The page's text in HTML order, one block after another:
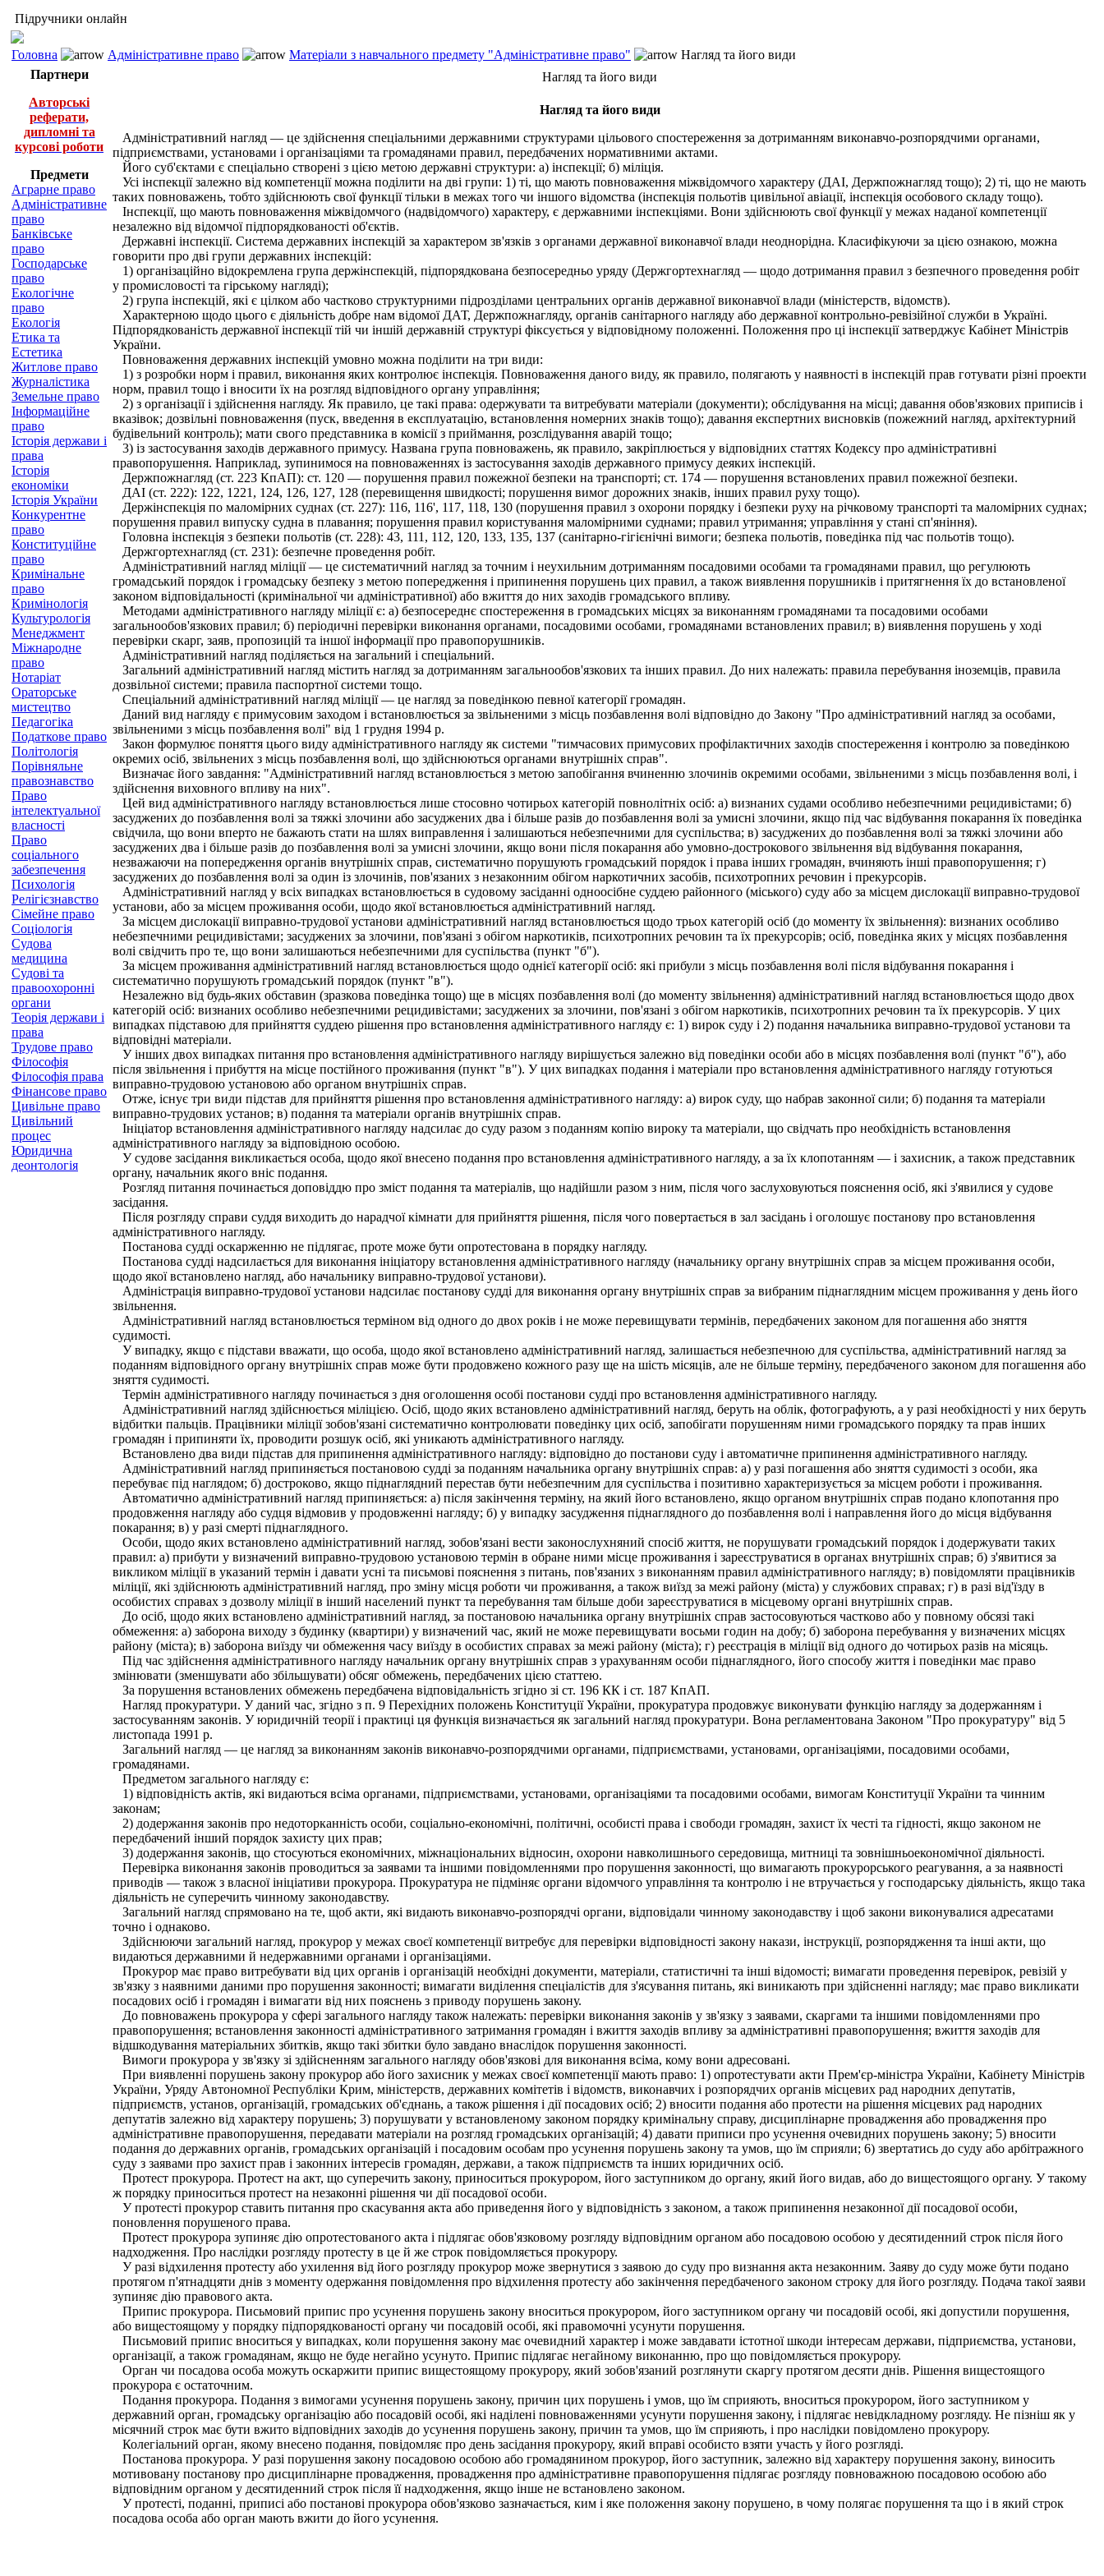
Підручники онлайн
Головна Адміністративне право Матеріали з навчального предмету "Адміністративне право"
Нагляд та його види
Партнери
Авторські
реферати,
дипломні та
курсові роботи
Предмети
Аграрне право
Адміністративне
право
Банківське
право
Господарське
право
Екологічне
право
Екологія
Етика та
Естетика
Житлове право
Журналістика
Земельне право
Інформаційне
право
Історія держави і
права
Історія
економіки
Історія України
Конкурентне
право
Конституційне
право
Кримінальне
право
Кримінологія
Культурологія
Менеджмент
Міжнародне
право
Нотаріат
Ораторське
мистецтво
Педагогіка
Податкове право
Політологія
Порівняльне
правознавство
Право
інтелектуальної
власності
Право
соціального
забезпечення
Психологія
Релігієзнавство
Сімейне право
Соціологія
Судова
медицина
Судові та
правоохоронні
органи
Теорія держави і
права
Трудове право
Філософія
Філософія права
Фінансове право
Цивільне право
Цивільний
процес
Юридична
деонтологія
Нагляд та його види
Нагляд та його види
Адміністративний нагляд — це здійснення спеціальними державними структурами цільового спостереження за дотриманням виконавчо-розпорядчими органами,
підприємствами, установами і організаціями та громадянами правил, передбачених нормативними актами.
Його суб'єктами є спеціально створені з цією метою державні структури: а) інспекції; б) міліція.
Усі інспекції залежно від компетенції можна поділити на дві групи: 1) ті, що мають повноваження міжвідомчого характеру (ДАІ, Держпожнагляд тощо); 2) ті, що не мають
таких повноважень, тобто здійснюють свої функції тільки в межах того чи іншого відомства (інспекція польотів цивільної авіації, інспекція особового складу тощо).
Інспекції, що мають повноваження міжвідомчого (надвідомчого) характеру, є державними інспекціями. Вони здійснюють свої функції у межах наданої компетенції
незалежно від відомчої підпорядкованості об'єктів.
Державні інспекції. Система державних інспекцій за характером зв'язків з органами державної виконавчої влади неоднорідна. Класифікуючи за цією ознакою, можна
говорити про дві групи державних інспекцій:
1) організаційно відокремлена група держінспекцій, підпорядкована безпосередньо уряду (Держгортехнагляд — щодо дотримання правил з безпечного проведення робіт
у промисловості та гірському нагляді);
2) група інспекцій, які є цілком або частково структурними підрозділами центральних органів державної виконавчої влади (міністерств, відомств).
Характерною щодо цього є діяльність добре нам відомої ДАТ, Держпожнагляду, органів санітарного нагляду або державної контрольно-ревізійної служби в Україні.
Підпорядкованість державної інспекції тій чи іншій державній структурі фіксується у відповідному положенні. Положення про ці інспекції затверджує Кабінет Міністрів
України.
Повноваження державних інспекцій умовно можна поділити на три види:
1) з розробки норм і правил, виконання яких контролює інспекція. Повноваження даного виду, як правило, полягають у наявності в інспекцій прав готувати різні проекти
норм, правил тощо і вносити їх на розгляд відповідного органу управління;
2) з організації і здійснення нагляду. Як правило, це такі права: одержувати та витребувати матеріали (документи); обслідування на місці; давання обов'язкових приписів і
вказівок; дозвільні повноваження (пуск, введення в експлуатацію, встановлення номерних знаків тощо); давання експертних висновків (пожежний нагляд, архітектурний
будівельний контроль); мати свого представника в комісії з приймання, розслідування аварій тощо;
3) із застосування заходів державного примусу. Названа група повноважень, як правило, закріплюється у відповідних статтях Кодексу про адміністративні
правопорушення. Наприклад, зупинимося на повноваженнях із застосування заходів державного примусу деяких інспекцій.
Держпожнагляд (ст. 223 КпАП): ст. 120 — порушення правил пожежної безпеки на транспорті; ст. 174 — порушення встановлених правил пожежної безпеки.
ДАІ (ст. 222): 122, 1221, 124, 126, 127, 128 (перевищення швидкості; порушення вимог дорожних знаків, інших правил руху тощо).
Держінспекція по маломірних суднах (ст. 227): 116, 116', 117, 118, 130 (порушення правил з охорони порядку і безпеки руху на річковому транспорті та маломірних суднах;
порушення правил випуску судна в плавання; порушення правил користування маломірними суднами; правил утримання; управління у стані сп'яніння).
Головна інспекція з безпеки польотів (ст. 228): 43, 111, 112, 120, 133, 135, 137 (санітарно-гігієнічні вимоги; безпека польотів, поведінка під час польотів тощо).
Держгортехнагляд (ст. 231): безпечне проведення робіт.
Адміністративний нагляд міліції — це систематичний нагляд за точним і неухильним дотриманням посадовими особами та громадянами правил, що регулюють
громадський порядок і громадську безпеку з метою попередження і припинення порушень цих правил, а також виявлення порушників і притягнення їх до встановленої
законом відповідальності (кримінальної чи адміністративної) або вжиття до них заходів громадського впливу.
Методами адміністративного нагляду міліції є: а) безпосереднє спостереження в громадських місцях за виконанням громадянами та посадовими особами
загальнообов'язкових правил; б) періодичні перевірки виконання органами, посадовими особами, громадянами встановлених правил; в) виявлення порушень у ході
перевірки скарг, заяв, пропозицій та іншої інформації про правопорушників.
Адміністративний нагляд поділяється на загальний і спеціальний.
Загальний адміністративний нагляд містить нагляд за дотриманням загальнообов'язкових та інших правил. До них належать: правила перебування іноземців, правила
дозвільної системи; правила паспортної системи тощо.
Спеціальний адміністративний нагляд міліції — це нагляд за поведінкою певної категорії громадян.
Даний вид нагляду є примусовим заходом і встановлюється за звільненими з місць позбавлення волі відповідно до Закону "Про адміністративний нагляд за особами,
звільненими з місць позбавлення волі" від 1 грудня 1994 p.
Закон формулює поняття цього виду адміністративного нагляду як системи "тимчасових примусових профілактичних заходів спостереження і контролю за поведінкою
окремих осіб, звільнених з місць позбавлення волі, що здійснюються органами внутрішніх справ".
Визначає його завдання: "Адміністративний нагляд встановлюється з метою запобігання вчиненню злочинів окремими особами, звільненими з місць позбавлення волі, і
здійснення виховного впливу на них".
Цей вид адміністративного нагляду встановлюється лише стосовно чотирьох категорій повнолітніх осіб: а) визнаних судами особливо небезпечними рецидивістами; б)
засуджених до позбавлення волі за тяжкі злочини або засуджених два і більше разів до позбавлення волі за умисні злочини, якщо під час відбування покарання їх поведінка
свідчила, що вони вперто не бажають стати на шлях виправлення і залишаються небезпечними для суспільства; в) засуджених до позбавлення волі за тяжкі злочини або
засуджених два і більше разів до позбавлення волі за умисні злочини, якщо вони після покарання або умовно-дострокового звільнення від відбування покарання,
незважаючи на попередження органів внутрішніх справ, систематично порушують громадський порядок і права інших громадян, вчиняють інші правопорушення; г)
засуджених до позбавлення волі за один із злочинів, пов'язаних з незаконним обігом наркотичних засобів, психотропних речовин і прекурсорів.
Адміністративний нагляд у всіх випадках встановлюється в судовому засіданні одноосібне суддею районного (міського) суду або за місцем дислокації виправно-трудової
установи, або за місцем проживання особи, щодо якої встановлюється адміністративний нагляд.
За місцем дислокації виправно-трудової установи адміністративний нагляд встановлюється щодо трьох категорій осіб (до моменту їх звільнення): визнаних особливо
небезпечними рецидивістами; засуджених за злочини, пов'язані з обігом наркотиків, психотропних речовин та їх прекурсорів; осіб, поведінка яких у місцях позбавлення
волі свідчить про те, що вони залишаються небезпечними для суспільства (пункт "б").
За місцем проживання адміністративний нагляд встановлюється щодо однієї категорії осіб: які прибули з місць позбавлення волі після відбування покарання і
систематично порушують громадський порядок (пункт "в").
Незалежно від будь-яких обставин (зразкова поведінка тощо) ще в місцях позбавлення волі (до моменту звільнення) адміністративний нагляд встановлюється щодо двох
категорій осіб: визнаних особливо небезпечними рецидивістами; засуджених за злочини, пов'язані з обігом наркотиків, психотропних речовин та їх прекурсорів. У цих
випадках підставою для прийняття суддею рішення про встановлення адміністративного нагляду є: 1) вирок суду і 2) подання начальника виправно-трудової установи та
відповідні матеріали.
У інших двох випадках питання про встановлення адміністративного нагляду вирішується залежно від поведінки особи або в місцях позбавлення волі (пункт "б"), або
після звільнення і прибуття на місце постійного проживання (пункт "в"). У цих випадках подання і матеріали про встановлення адміністративного нагляду готуються
виправно-трудовою установою або органом внутрішніх справ.
Отже, існує три види підстав для прийняття рішення про встановлення адміністративного нагляду: а) вирок суду, що набрав законної сили; б) подання та матеріали
виправно-трудових установ; в) подання та матеріали органів внутрішніх справ.
Ініціатор встановлення адміністративного нагляду надсилає до суду разом з поданням копію вироку та матеріали, що свідчать про необхідність встановлення
адміністративного нагляду за відповідною особою.
У судове засідання викликається особа, щодо якої внесено подання про встановлення адміністративного нагляду, а за їх клопотанням — і захисник, а також представник
органу, начальник якого вніс подання.
Розгляд питання починається доповіддю про зміст подання та матеріалів, що надійшли разом з ним, після чого заслуховуються пояснення осіб, які з'явилися у судове
засідання.
Після розгляду справи суддя виходить до нарадчої кімнати для прийняття рішення, після чого повертається в зал засідань і оголошує постанову про встановлення
адміністративного нагляду.
Постанова судді оскарженню не підлягає, проте може бути опротестована в порядку нагляду.
Постанова судді надсилається для виконання ініціатору встановлення адміністративного нагляду (начальнику органу внутрішніх справ за місцем проживання особи,
щодо якої встановлено нагляд, або начальнику виправно-трудової установи).
Адміністрація виправно-трудової установи надсилає постанову судді для виконання органу внутрішніх справ за вибраним піднаглядним місцем проживання у день його
звільнення.
Адміністративний нагляд встановлюється терміном від одного до двох років і не може перевищувати термінів, передбачених законом для погашення або зняття
судимості.
У випадку, якщо є підстави вважати, що особа, щодо якої встановлено адміністративний нагляд, залишається небезпечною для суспільства, адміністративний нагляд за
поданням відповідного органу внутрішніх справ може бути продовжено кожного разу ще на шість місяців, але не більше терміну, передбаченого законом для погашення або
зняття судимості.
Термін адміністративного нагляду починається з дня оголошення особі постанови судді про встановлення адміністративного нагляду.
Адміністративний нагляд здійснюється міліцією. Осіб, щодо яких встановлено адміністративний нагляд, беруть на облік, фотографують, а у разі необхідності у них беруть
відбитки пальців. Працівники міліції зобов'язані систематично контролювати поведінку цих осіб, запобігати порушенням ними громадського порядку та прав інших
громадян і припиняти їх, проводити розшук осіб, які уникають адміністративного нагляду.
Встановлено два види підстав для припинення адміністративного нагляду: відповідно до постанови суду і автоматичне припинення адміністративного нагляду.
Адміністративний нагляд припиняється постановою судді за поданням начальника органу внутрішніх справ: а) у разі погашення або зняття судимості з особи, яка
перебуває під наглядом; б) достроково, якщо піднаглядний перестав бути небезпечним для суспільства і позитивно характеризується за місцем роботи і проживання.
Автоматично адміністративний нагляд припиняється: а) після закінчення терміну, на який його встановлено, якщо органом внутрішніх справ подано клопотання про
продовження нагляду або судця відмовив у продовженні нагляду; б) у випадку засудження піднаглядного до позбавлення волі і направлення його до місця відбування
покарання; в) у разі смерті піднаглядного.
Особи, щодо яких встановлено адміністративний нагляд, зобов'язані вести законослухняний спосіб життя, не порушувати громадський порядок і додержувати таких
правил: а) прибути у визначений виправно-трудовою установою термін в обране ними місце проживання і зареєструватися в органах внутрішніх справ; б) з'явитися за
викликом міліції в указаний термін і давати усні та письмові пояснення з питань, пов'язаних з виконанням правил адміністративного нагляду; в) повідомляти працівників
міліції, які здійснюють адміністративний нагляд, про зміну місця роботи чи проживання, а також виїзд за межі району (міста) у службових справах; г) в разі від'їзду в
особистих справах з дозволу міліції в інший населений пункт та перебування там більше доби зареєструватися в місцевому органі внутрішніх справ.
До осіб, щодо яких встановлено адміністративний нагляд, за постановою начальника органу внутрішніх справ застосовуються частково або у повному обсязі такі
обмеження: а) заборона виходу з будинку (квартири) у визначений час, який не може перевищувати восьми годин на добу; б) заборона перебування у визначених місцях
району (міста); в) заборона виїзду чи обмеження часу виїзду в особистих справах за межі району (міста); г) реєстрація в міліції від одного до чотирьох разів на місяць.
Під час здійснення адміністративного нагляду начальник органу внутрішніх справ з урахуванням особи піднаглядного, його способу життя і поведінки має право
змінювати (зменшувати або збільшувати) обсяг обмежень, передбачених цією статтею.
За порушення встановлених обмежень передбачена відповідальність згідно зі ст. 196 КК і ст. 187 КпАП.
Нагляд прокуратури. У даний час, згідно з п. 9 Перехідних положень Конституції України, прокуратура продовжує виконувати функцію нагляду за додержанням і
застосуванням законів. У юридичній теорії і практиці ця функція визначається як загальний нагляд прокуратури. Вона регламентована Законом "Про прокуратуру" від 5
листопада 1991 p.
Загальний нагляд — це нагляд за виконанням законів виконавчо-розпорядчими органами, підприємствами, установами, організаціями, посадовими особами,
громадянами.
Предметом загального нагляду є:
1) відповідність актів, які видаються всіма органами, підприємствами, установами, організаціями та посадовими особами, вимогам Конституції України та чинним
законам;
2) додержання законів про недоторканність особи, соціально-економічні, політичні, особисті права і свободи громадян, захист їх честі та гідності, якщо законом не
передбачений інший порядок захисту цих прав;
3) додержання законів, що стосуються економічних, міжнаціональних відносин, охорони навколишнього середовища, митниці та зовнішньоекономічної діяльності.
Перевірка виконання законів проводиться за заявами та іншими повідомленнями про порушення законності, що вимагають прокурорського реагування, а за наявності
приводів — також з власної ініціативи прокурора. Прокуратура не підміняє органи відомчого управління та контролю і не втручається у господарську діяльність, якщо така
діяльність не суперечить чинному законодавству.
Загальний нагляд спрямовано на те, щоб акти, які видають виконавчо-розпорядчі органи, відповідали чинному законодавству і щоб закони виконувалися адресатами
точно і однаково.
Здійснюючи загальний нагляд, прокурор у межах своєї компетенції витребує для перевірки відповідності закону накази, інструкції, розпорядження та інші акти, що
видаються державними й недержавними органами і організаціями.
Прокурор має право витребувати від цих органів і організацій необхідні документи, матеріали, статистичні та інші відомості; вимагати проведення перевірок, ревізій у
зв'язку з наявними даними про порушення законності; вимагати виділення спеціалістів для з'ясування питань, які виникають при здійсненні нагляду; має право викликати
посадових осіб і громадян і вимагати від них пояснень з приводу порушень закону.
До повноважень прокурора у сфері загального нагляду також належать: перевірки виконання законів у зв'язку з заявами, скаргами та іншими повідомленнями про
правопорушення; встановлення законності адміністративного затримання громадян і вжиття заходів впливу за адміністративні правопорушення; вжиття заходів для
відшкодування матеріальних збитків, якщо такі збитки було завдано внаслідок порушення законності.
Вимоги прокурора у зв'язку зі здійсненням загального нагляду обов'язкові для виконання всіма, кому вони адресовані.
При виявленні порушень закону прокурор або його захисник у межах своєї компетенції мають право: 1) опротестувати акти Прем'єр-міністра України, Кабінету Міністрів
України, Уряду Автономної Республіки Крим, міністерств, державних комітетів і відомств, виконавчих і розпорядчих органів місцевих рад народних депутатів,
підприємств, установ, організацій, громадських об'єднань, а також рішення і дії посадових осіб; 2) вносити подання або протести на рішення місцевих рад народних
депутатів залежно від характеру порушень; 3) порушувати у встановленому законом порядку кримінальну справу, дисциплінарне провадження або провадження про
адміністративне правопорушення, передавати матеріали на розгляд громадських організацій; 4) давати приписи про усунення очевидних порушень закону; 5) вносити
подання до державних органів, громадських організацій і посадовим особам про усунення порушень закону та умов, що їм сприяли; 6) звертатись до суду або арбітражного
суду з заявами про захист прав і законних інтересів громадян, держави, а також підприємств та інших юридичних осіб.
Протест прокурора. Протест на акт, що суперечить закону, приноситься прокурором, його заступником до органу, який його видав, або до вищестоящого органу. У такому
ж порядку приноситься протест на незаконні рішення чи дії посадової особи.
У протесті прокурор ставить питання про скасування акта або приведення його у відповідність з законом, а також припинення незаконної дії посадової особи,
поновлення порушеного права.
Протест прокурора зупиняє дію опротестованого акта і підлягає обов'язковому розгляду відповідним органом або посадовою особою у десятиденний строк після його
надходження. Про наслідки розгляду протесту в це й же строк повідомляється прокурору.
У разі відхилення протесту або ухилення від його розгляду прокурор може звернутися з заявою до суду про визнання акта незаконним. Заяву до суду може бути подано
протягом п'ятнадцяти днів з моменту одержання повідомлення про відхилення протесту або закінчення передбаченого законом строку для його розгляду. Подача такої заяви
зупиняє дію правового акта.
Припис прокурора. Письмовий припис про усунення порушень закону вноситься прокурором, його заступником органу чи посадовій особі, які допустили порушення,
або вищестоящому у порядку підпорядкованості органу чи посадовій особі, які правомочні усунути порушення.
Письмовий припис вноситься у випадках, коли порушення закону має очевидний характер і може завдавати істотної шкоди інтересам держави, підприємства, установи,
організації, а також громадянам, якщо не буде негайно усунуто. Припис підлягає негайному виконанню, про що повідомляється прокурору.
Орган чи посадова особа можуть оскаржити припис вищестоящому прокурору, який зобов'язаний розглянути скаргу протягом десяти днів. Рішення вищестоящого
прокурора є остаточним.
Подання прокурора. Подання з вимогами усунення порушень закону, причин цих порушень і умов, що їм сприяють, вноситься прокурором, його заступником у
державний орган, громадську організацію або посадовій особі, які наділені повноваженнями усунути порушення закону, і підлягає невідкладному розгляду. Не пізніш як у
місячний строк має бути вжито відповідних заходів до усунення порушень закону, причин та умов, що їм сприяють, і про наслідки повідомлено прокурору.
Колегіальний орган, якому внесено подання, повідомляє про день засідання прокурору, який вправі особисто взяти участь у його розгляді.
Постанова прокурора. У разі порушення закону посадовою особою або громадянином прокурор, його заступник, залежно від характеру порушення закону, виносить
мотивовану постанову про дисциплінарне провадження, провадження про адміністративне правопорушення підлягає розгляду повноважною посадовою особою або
відповідним органом у десятиденний строк після її надходження, якщо інше не встановлено законом.
У протесті, поданні, приписі або постанові прокурора обов'язково зазначається, ким і яке положення закону порушено, в чому полягає порушення та що і в який строк
посадова особа або орган мають вжити до його усунення.